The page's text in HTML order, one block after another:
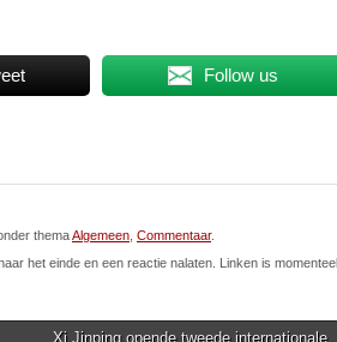
Follow us
themaAlgemeen, Commentaar.
het einde en een reactie nalaten. Linken is momenteel
Xi Jinping opende tweede internationale